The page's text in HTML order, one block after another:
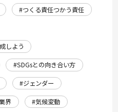
#つくる責任つかう責任
しよう
#SDGsとの向き合い方
#ジェンダー
界
#気候変動